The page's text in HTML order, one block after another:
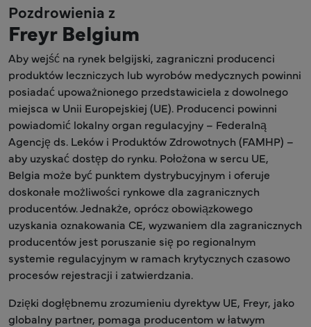
Pozdrowienia z
Freyr Belgium
Aby wejść na rynek belgijski, zagraniczni producenci
produktów leczniczych lub wyrobów medycznych powinni
posiadać upoważnionego przedstawiciela z dowolnego
miejsca w Unii Europejskiej (UE). Producenci powinni
powiadomić lokalny organ regulacyjny – Federalną
Agencję ds. Leków i Produktów Zdrowotnych (FAMHP) –
aby uzyskać dostęp do rynku. Położona w sercu UE,
Belgia może być punktem dystrybucyjnym i oferuje
doskonałe możliwości rynkowe dla zagranicznych
producentów. Jednakże, oprócz obowiązkowego
uzyskania oznakowania CE, wyzwaniem dla zagranicznych
producentów jest poruszanie się po regionalnym
systemie regulacyjnym w ramach krytycznych czasowo
procesów rejestracji i zatwierdzania.
Dzięki dogłębnemu zrozumieniu dyrektyw UE, Freyr, jako
globalny partner, pomaga producentom w łatwym